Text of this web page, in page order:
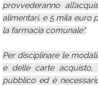
provvederanno
alimentari, e 5 mila euro
la farmacia comunale".
Per disciplinare le
e delle carte acquisto,
pubblico ed è